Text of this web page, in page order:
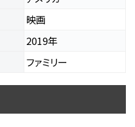
映画
2019年
ファミリー